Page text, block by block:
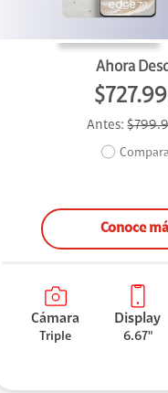
Ahora
Antes:
Conoce
Cámara
Triple
Display
6.67"